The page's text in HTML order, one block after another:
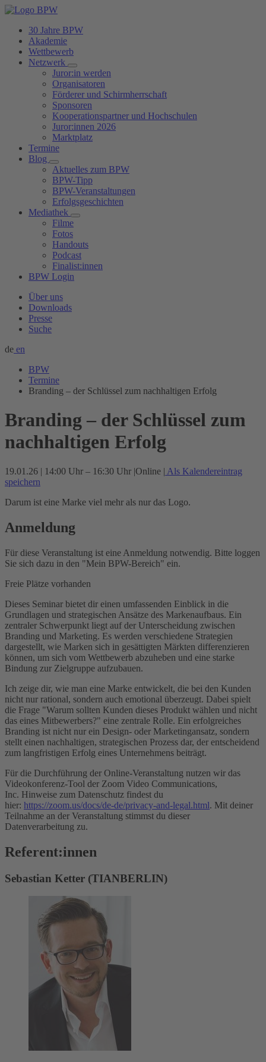
30 Jahre BPW
Akademie
Wettbewerb
Netzwerk
Juror:in werden
Organisatoren
Förderer und Schirmherrschaft
Sponsoren
Kooperationspartner und Hochschulen
Juror:innen 2026
Marktplatz
Termine
Blog
Aktuelles zum BPW
BPW-Tipp
BPW-Veranstaltungen
Erfolgsgeschichten
Mediathek
Filme
Fotos
Handouts
Podcast
Finalist:innen
BPW Login
Über uns
Downloads
Presse
Suche
de en
BPW
Termine
Branding – der Schlüssel zum nachhaltigen Erfolg
Branding – der Schlüssel zum
nachhaltigen Erfolg
19.01.26 | 14:00 Uhr – 16:30 Uhr |Online | Als Kalendereintrag
speichern
Darum ist eine Marke viel mehr als nur das Logo.
Anmeldung
Für diese Veranstaltung ist eine Anmeldung notwendig. Bitte loggen
Sie sich dazu in den "Mein BPW-Bereich" ein.
Freie Plätze vorhanden
Dieses Seminar bietet dir einen umfassenden Einblick in die
Grundlagen und strategischen Ansätze des Markenaufbaus. Ein
zentraler Schwerpunkt liegt auf der Unterscheidung zwischen
Branding und Marketing. Es werden verschiedene Strategien
dargestellt, wie Marken sich in gesättigten Märkten differenzieren
können, um sich vom Wettbewerb abzuheben und eine starke
Bindung zur Zielgruppe aufzubauen.
Ich zeige dir, wie man eine Marke entwickelt, die bei den Kunden
nicht nur rational, sondern auch emotional überzeugt. Dabei spielt
die Frage "Warum sollten Kunden dieses Produkt wählen und nicht
das eines Mitbewerbers?" eine zentrale Rolle. Ein erfolgreiches
Branding ist nicht nur ein Design- oder Marketingansatz, sondern
stellt einen nachhaltigen, strategischen Prozess dar, der entscheidend
zum langfristigen Erfolg eines Unternehmens beiträgt.
Für die Durchführung der Online-Veranstaltung nutzen wir das
Videokonferenz-Tool der Zoom Video Communications,
Inc. Hinweise zum Datenschutz findest du
hier: https://zoom.us/docs/de-de/privacy-and-legal.html. Mit deiner
Teilnahme an der Veranstaltung stimmst du dieser
Datenverarbeitung zu.
Referent:innen
Sebastian Ketter (TIANBERLIN)